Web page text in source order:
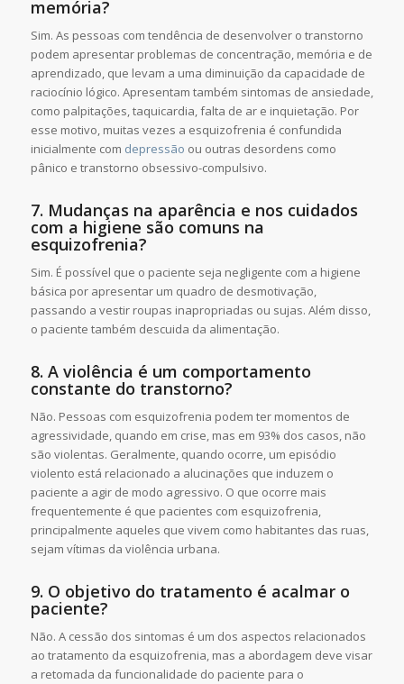
memória?
Sim. As pessoas com tendência de desenvolver o transtorno
podem apresentar problemas de concentração, memória e de
aprendizado, que levam a uma diminuição da capacidade de
raciocínio lógico. Apresentam também sintomas de ansiedade,
como palpitações, taquicardia, falta de ar e inquietação. Por
esse motivo, muitas vezes a esquizofrenia é confundida
inicialmente com depressão ou outras desordens como
pânico e transtorno obsessivo-compulsivo.
7. Mudanças na aparência e nos cuidados
com a higiene são comuns na
esquizofrenia?
Sim. É possível que o paciente seja negligente com a higiene
básica por apresentar um quadro de desmotivação,
passando a vestir roupas inapropriadas ou sujas. Além disso,
o paciente também descuida da alimentação.
8. A violência é um comportamento
constante do transtorno?
Não. Pessoas com esquizofrenia podem ter momentos de
agressividade, quando em crise, mas em 93% dos casos, não
são violentas. Geralmente, quando ocorre, um episódio
violento está relacionado a alucinações que induzem o
paciente a agir de modo agressivo. O que ocorre mais
frequentemente é que pacientes com esquizofrenia,
principalmente aqueles que vivem como habitantes das ruas,
sejam vítimas da violência urbana.
9. O objetivo do tratamento é acalmar o
paciente?
Não. A cessão dos sintomas é um dos aspectos relacionados
ao tratamento da esquizofrenia, mas a abordagem deve visar
a retomada da funcionalidade do paciente para o